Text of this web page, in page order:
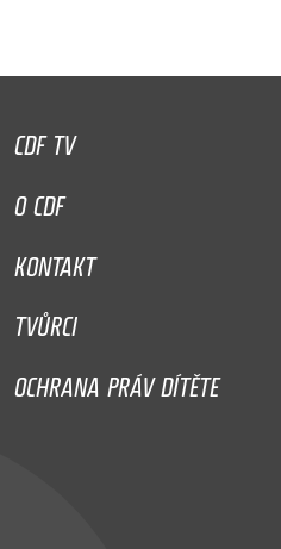
CDF TV
O CDF
KONTAKT
TVŮRCI
OCHRANA PRÁV DÍTĚTE